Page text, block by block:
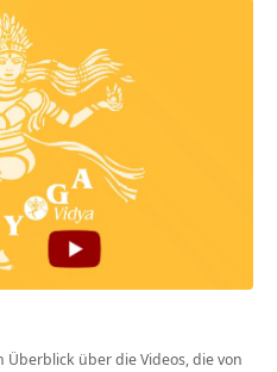
über die Videos, die von